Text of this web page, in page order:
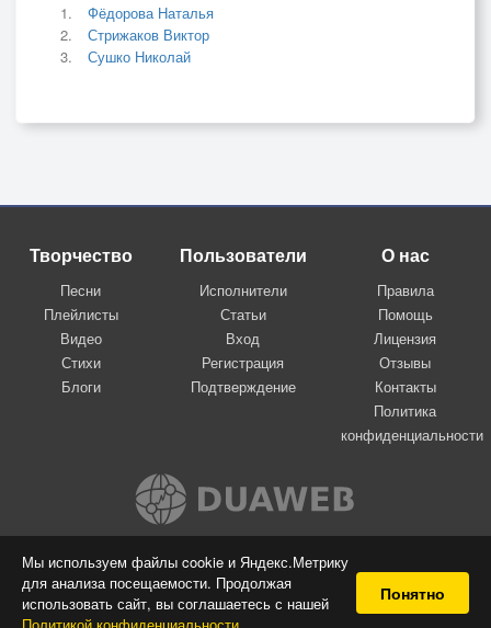
Мы используем файлы cookie и Яндекс.Метрику
для анализа посещаемости. Продолжая
использовать сайт, вы соглашаетесь с нашей
Понятно
Фёдорова Наталья
Стрижаков Виктор
Сушко Николай
Творчество
Песни
Плейлисты
Видео
Стихи
Блоги
Пользователи
Исполнители
Статьи
Вход
Регистрация
Подтверждение
О нас
Правила
Помощь
Лицензия
Отзывы
Контакты
Политика
конфиденциальности
Вконтакте
© 2009-2026 Я-пою
Музыкальный сайт самовыражения